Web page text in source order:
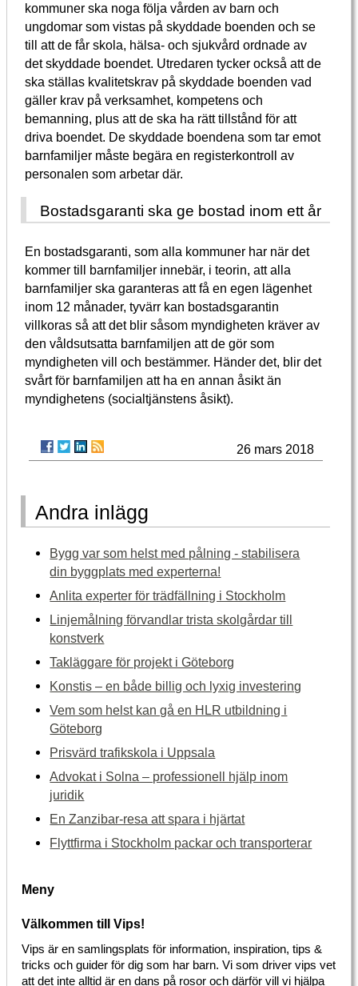
kommuner ska noga följa vården av barn och
ungdomar som vistas på skyddade boenden och se
till att de får skola, hälsa- och sjukvård ordnade av
det skyddade boendet. Utredaren tycker också att de
ska ställas kvalitetskrav på skyddade boenden vad
gäller krav på verksamhet, kompetens och
bemanning, plus att de ska ha rätt tillstånd för att
driva boendet. De skyddade boendena som tar emot
barnfamiljer måste begära en registerkontroll av
personalen som arbetar där.
Bostadsgaranti ska ge bostad inom ett år
En bostadsgaranti, som alla kommuner har när det
kommer till barnfamiljer innebär, i teorin, att alla
barnfamiljer ska garanteras att få en egen lägenhet
inom 12 månader, tyvärr kan bostadsgarantin
villkoras så att det blir såsom myndigheten kräver av
den våldsutsatta barnfamiljen att de gör som
myndigheten vill och bestämmer. Händer det, blir det
svårt för barnfamiljen att ha en annan åsikt än
myndighetens (socialtjänstens åsikt).
26 mars 2018
Andra inlägg
Bygg var som helst med pålning - stabilisera
din byggplats med experterna!
Anlita experter för trädfällning i Stockholm
Linjemålning förvandlar trista skolgårdar till
konstverk
Takläggare för projekt i Göteborg
Konstis – en både billig och lyxig investering
Vem som helst kan gå en HLR utbildning i
Göteborg
Prisvärd trafikskola i Uppsala
Advokat i Solna – professionell hjälp inom
juridik
En Zanzibar-resa att spara i hjärtat
Flyttfirma i Stockholm packar och transporterar
Meny
Välkommen till Vips!
Vips är en samlingsplats för information, inspiration, tips &
tricks och guider för dig som har barn. Vi som driver vips vet
att det inte alltid är en dans på rosor och därför vill vi hjälpa